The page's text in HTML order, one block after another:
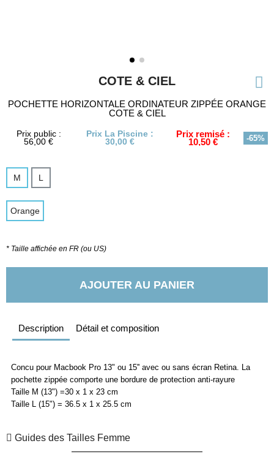
COTE & CIEL
POCHETTE HORIZONTALE ORDINATEUR ZIPPÉE ORANGE
COTE & CIEL
Prix public :
56,00 €
Prix La Piscine :
30,00 €
Prix remisé :
10,50 € -65%
M L
Orange
* Taille affichée en FR (ou US)
AJOUTER AU PANIER
Description Détail et composition
Concu pour Macbook Pro 13" ou 15'' avec ou sans écran Retina. La
pochette zippée comporte une bordure de protection anti-rayure
Taille M (13") =30 x 1 x 23 cm
Taille L (15") = 36.5 x 1 x 25.5 cm
Guides des Tailles Femme